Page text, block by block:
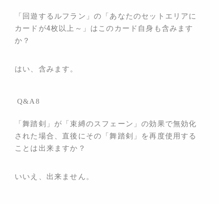
「回遊するルフラン」の「あなたのセットエリアに
カードが4枚以上～」はこのカード自身も含みます
か？
はい、含みます。
Q&A8
「舞踏剣」が「束縛のスフェーン」の効果で無効化
された場合、直後にその「舞踏剣 」を再度使用する
ことは出来ますか？
いいえ、出来ません。